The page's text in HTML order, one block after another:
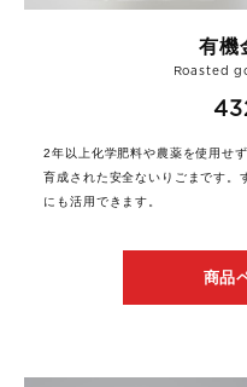
有機
Roasted
2年以上化学肥料や農薬を使用せ
育成された安全ないりごまです。
にも活用できます。
商品